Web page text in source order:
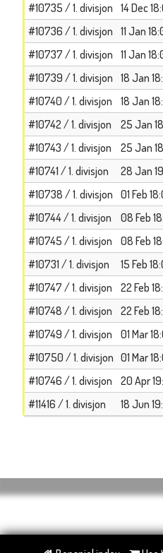
#10735 / 1. divisjon 14 Dec
#10736 / 1. divisjon 11 Jan
#10737 / 1. divisjon 11 Jan
#10739 / 1. divisjon 18 Jan
#10740 / 1. divisjon
18 Jan
#10742 / 1. divisjon
25 Jan
#10743 / 1. divisjon
25 Jan
#10741 / 1. divisjon
28 Jan
#10738 / 1. divisjon 01 Feb
#10744 / 1. divisjon
08 Feb
#10745 / 1. divisjon
08 Feb
#10731 / 1. divisjon
15 Feb
#10747 / 1. divisjon
22 Feb
#10748 / 1. divisjon
22 Feb
#10749 / 1. divisjon
01 Mar
#10750 / 1. divisjon 01 Mar
#10746 / 1. divisjon
20 Apr
#11416 / 1. divisjon
18 Jun